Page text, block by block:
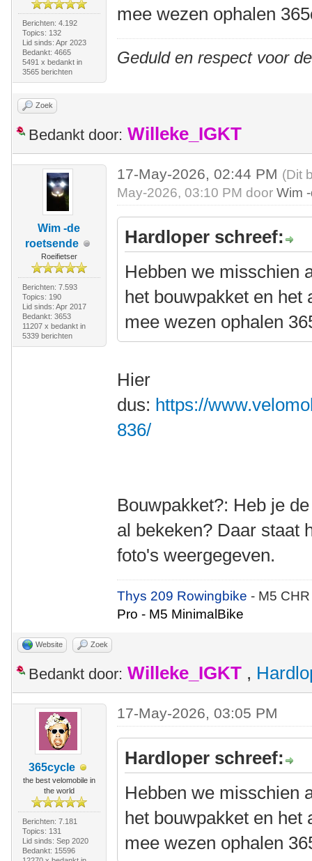
Berichten: 4.192
Topics: 132
Lid sinds: Apr 2023
Bedankt: 4665
5491 x bedankt in
3565 berichten
mee wezen ophalen
Geduld en respect voor
Zoek
Bedankt door: Willeke_IGKT
Wim -de
roetsende
Roeifietser
Berichten: 7.593
Topics: 190
Lid sinds: Apr 2017
Bedankt: 3653
11207 x bedankt in
5339 berichten
17-May-2026, 02:44 PM (Dit
May-2026, 03:10 PM doorWim
Hardloper schreef:
Hebben we misschien
het bouwpakket en het
mee wezen ophalen
Hier
dus: https://
836/
Bouwpakket?: Heb je
al bekeken? Daar staat
foto's weergegeven.
Thys 209 Rowingbike- M5
Pro - M5 MinimalBike
Website Zoek
Bedankt door: Willeke_IGKT ,
365cycle
the best velomobile in
the world
Berichten: 7.181
Topics: 131
Lid sinds: Sep 2020
Bedankt: 15596
17-May-2026, 03:05 PM
Hardloper schreef:
Hebben we misschien
het bouwpakket en het
mee wezen ophalen